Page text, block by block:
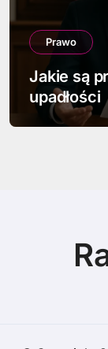
Prawo
Jakie są
upadłości